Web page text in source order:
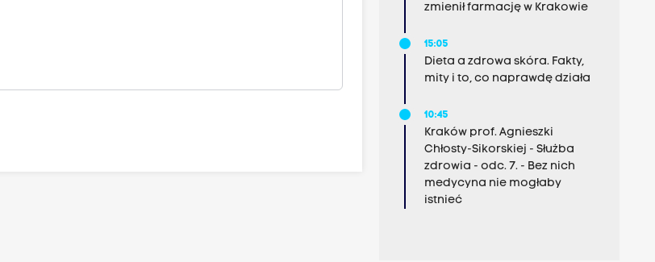
zmienił farmację w Krakowie
15:05
Dieta a zdrowa skóra. Fakty,
mity i to, co naprawdę działa
10:45
Kraków prof. Agnieszki
Chłosty-Sikorskiej - Służba
zdrowia - odc. 7. - Bez nich
medycyna nie mogłaby
istnieć